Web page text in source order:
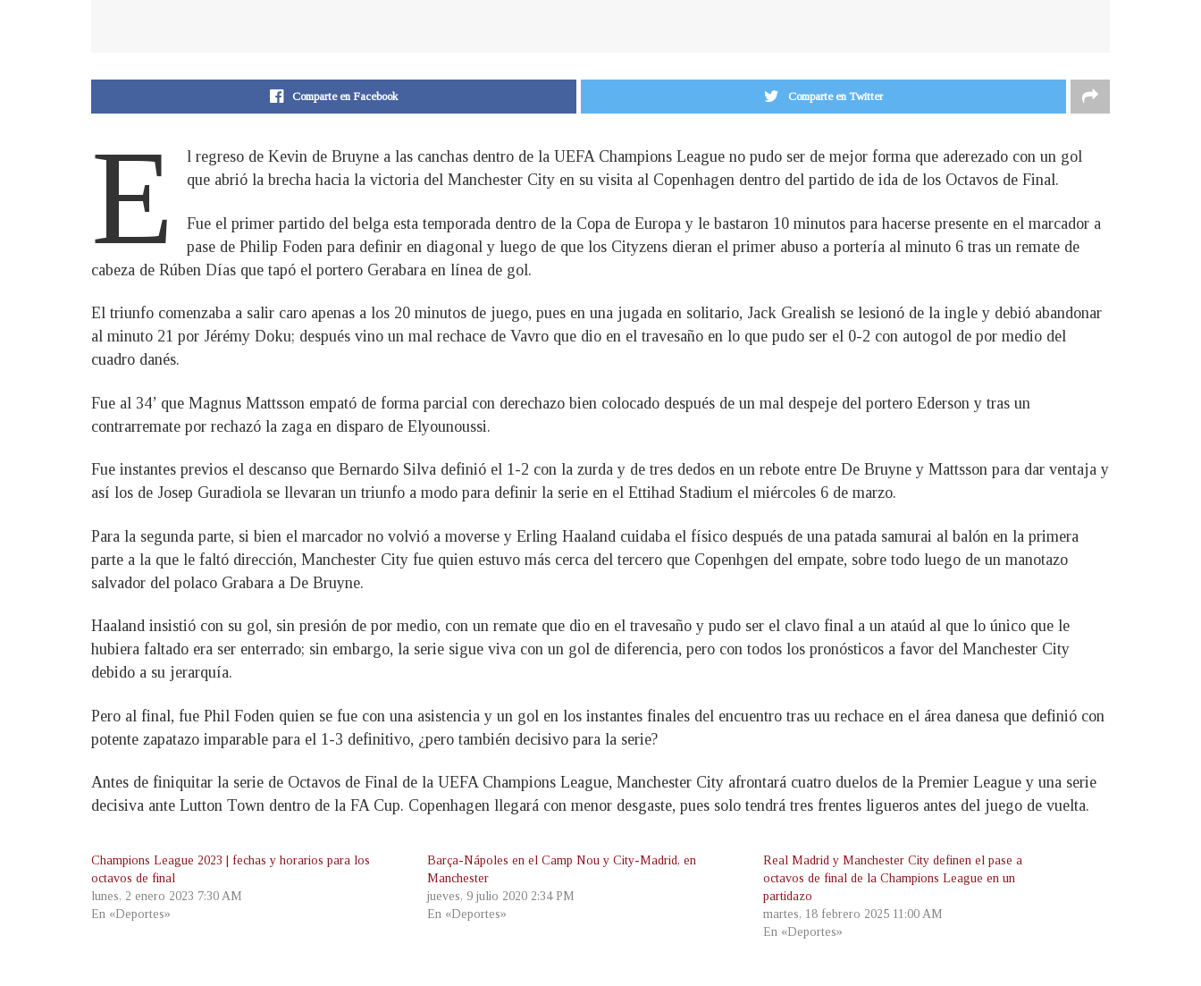
Comparte en Facebook Comparte en Twitter
E
l regreso de Kevin de Bruyne a las canchas dentro de la UEFA Champions League no pudo ser de mejor forma que aderezado con un gol
que abrió la brecha hacia la victoria del Manchester City en su visita al Copenhagen dentro del partido de ida de los Octavos de Final.
Fue el primer partido del belga esta temporada dentro de la Copa de Europa y le bastaron 10 minutos para hacerse presente en el marcador a
pase de Philip Foden para definir en diagonal y luego de que los Cityzens dieran el primer abuso a portería al minuto 6 tras un remate de
cabeza de Rúben Días que tapó el portero Gerabara en línea de gol.
El triunfo comenzaba a salir caro apenas a los 20 minutos de juego, pues en una jugada en solitario, Jack Grealish se lesionó de la ingle y debió abandonar
al minuto 21 por Jérémy Doku; después vino un mal rechace de Vavro que dio en el travesaño en lo que pudo ser el 0-2 con autogol de por medio del
cuadro danés.
Fue al 34’ que Magnus Mattsson empató de forma parcial con derechazo bien colocado después de un mal despeje del portero Ederson y tras un
contrarremate por rechazó la zaga en disparo de Elyounoussi.
Fue instantes previos el descanso que Bernardo Silva definió el 1-2 con la zurda y de tres dedos en un rebote entre De Bruyne y Mattsson para dar ventaja y
así los de Josep Guradiola se llevaran un triunfo a modo para definir la serie en el Ettihad Stadium el miércoles 6 de marzo.
Para la segunda parte, si bien el marcador no volvió a moverse y Erling Haaland cuidaba el físico después de una patada samurai al balón en la primera
parte a la que le faltó dirección, Manchester City fue quien estuvo más cerca del tercero que Copenhgen del empate, sobre todo luego de un manotazo
salvador del polaco Grabara a De Bruyne.
Haaland insistió con su gol, sin presión de por medio, con un remate que dio en el travesaño y pudo ser el clavo final a un ataúd al que lo único que le
hubiera faltado era ser enterrado; sin embargo, la serie sigue viva con un gol de diferencia, pero con todos los pronósticos a favor del Manchester City
debido a su jerarquía.
Pero al final, fue Phil Foden quien se fue con una asistencia y un gol en los instantes finales del encuentro tras uu rechace en el área danesa que definió con
potente zapatazo imparable para el 1-3 definitivo, ¿pero también decisivo para la serie?
Antes de finiquitar la serie de Octavos de Final de la UEFA Champions League, Manchester City afrontará cuatro duelos de la Premier League y una serie
decisiva ante Lutton Town dentro de la FA Cup. Copenhagen llegará con menor desgaste, pues solo tendrá tres frentes ligueros antes del juego de vuelta.
Champions League 2023 | fechas y horarios para los
octavos de final
lunes, 2 enero 2023 7:30 AM
En «Deportes»
Barça-Nápoles en el Camp Nou y City-Madrid, en
Manchester
jueves, 9 julio 2020 2:34 PM
En «Deportes»
Real Madrid y Manchester City definen el pase a
octavos de final de la Champions League en un
partidazo
martes, 18 febrero 2025 11:00 AM
En «Deportes»